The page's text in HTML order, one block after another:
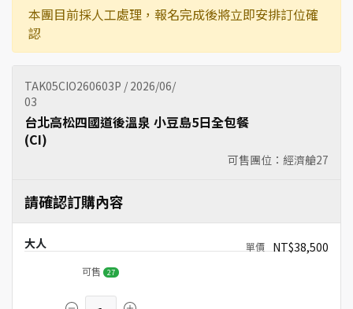
本團目前採人工處理，報名完成後將立即安排訂位確
認
TAK05CIO260603P / 2026/06/
03
可售團位：經濟艙27
台北高松四國道後溫泉 小豆島5日全包餐
(CI)
請確認訂購內容
大人 NT$38,500
可售 27